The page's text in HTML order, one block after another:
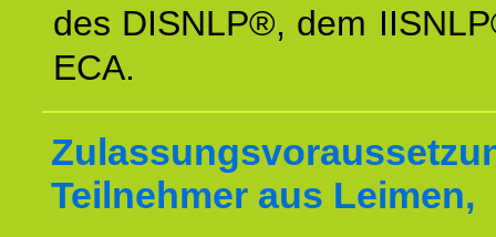
des DISNLP®, dem
ECA.
Teilnehmer aus Leimen,